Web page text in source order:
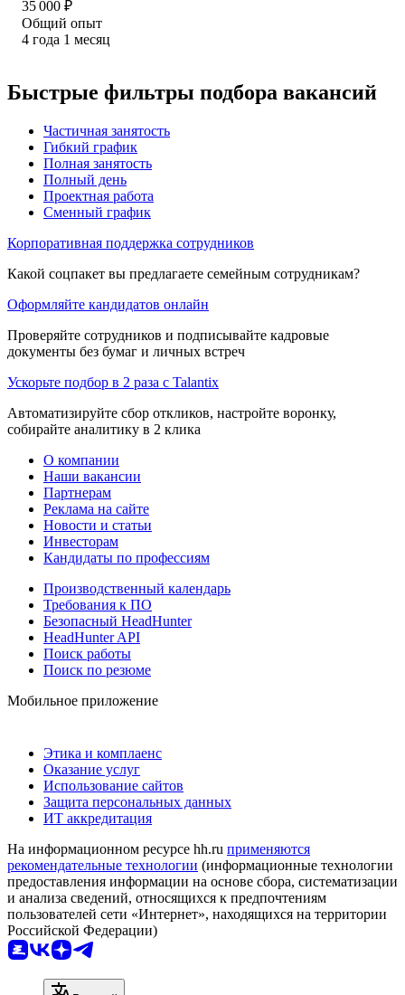
35 000 ₽
Общий опыт
4 года 1 месяц
Быстрые фильтры подбора вакансий
Частичная занятость
Гибкий график
Полная занятость
Полный день
Проектная работа
Сменный график
Корпоративная поддержка сотрудников
Какой соцпакет вы предлагаете семейным сотрудникам?
Оформляйте кандидатов онлайн
Проверяйте сотрудников и подписывайте кадровые
документы без бумаг и личных встреч
Ускорьте подбор в 2 раза с Talantix
Автоматизируйте сбор откликов, настройте воронку,
собирайте аналитику в 2 клика
О компании
Наши вакансии
Партнерам
Реклама на сайте
Новости и статьи
Инвесторам
Кандидаты по профессиям
Производственный календарь
Требования к ПО
Безопасный HeadHunter
HeadHunter API
Поиск работы
Поиск по резюме
Мобильное приложение
Этика и комплаенс
Оказание услуг
Использование сайтов
Защита персональных данных
ИТ аккредитация
На информационном ресурсе hh.ru применяются
рекомендательные технологии (информационные технологии
предоставления информации на основе сбора, систематизации
и анализа сведений, относящихся к предпочтениям
пользователей сети «Интернет», находящихся на территории
Российской Федерации)